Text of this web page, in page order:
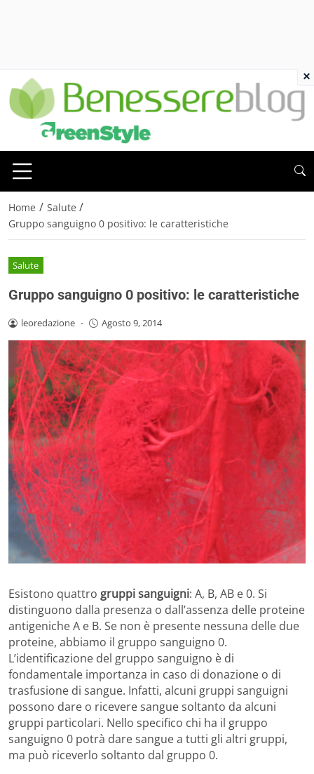
Home / Salute /
Gruppo sanguigno 0 positivo: le caratteristiche
Salute
Gruppo sanguigno 0 positivo: le caratteristiche
leoredazione - Agosto 9, 2014
Esistono quattro gruppi sanguigni: A, B, AB e 0. Si
distinguono dalla presenza o dall’assenza delle proteine
antigeniche A e B. Se non è presente nessuna delle due
proteine, abbiamo il gruppo sanguigno 0.
L’identificazione del gruppo sanguigno è di
fondamentale importanza in caso di donazione o di
trasfusione di sangue. Infatti, alcuni gruppi sanguigni
possono dare o ricevere sangue soltanto da alcuni
gruppi particolari. Nello specifico chi ha il gruppo
sanguigno 0 potrà dare sangue a tutti gli altri gruppi,
ma può riceverlo soltanto dal gruppo 0.
×